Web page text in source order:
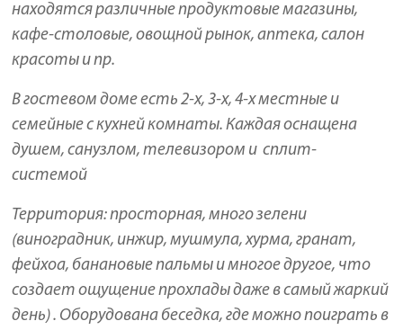
находятся различные продуктовые магазины,
кафе-столовые, овощной рынок, аптека, салон
красоты и пр.
В гостевом доме есть 2-х, 3-х, 4-х местные и
семейные с кухней комнаты. Каждая оснащена
душем, санузлом, телевизором и сплит-
системой
Территория: просторная, много зелени
(виноградник, инжир, мушмула, хурма, гранат,
фейхоа, банановые пальмы и многое другое, что
создает ощущение прохлады даже в самый жаркий
день) . Оборудована беседка, где можно поиграть в